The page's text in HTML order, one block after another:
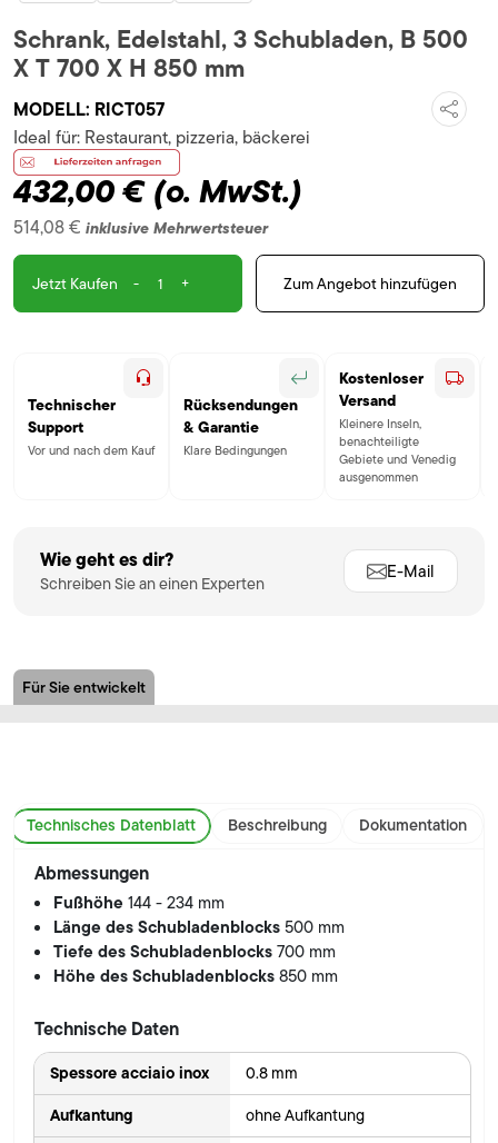
Schrank, Edelstahl, 3 Schubladen, B 500
X T 700 X H 850 mm
MODELL: RICT057
432,00 €(o. MwSt.)
514,08 € inklusive Mehrwertsteuer
Ideal für: Restaurant, pizzeria, bäckerei
Jetzt Kaufen - + Zum Angebot hinzufügen
Technischer
Support
Vor und nach dem Kauf
Rücksendungen
& Garantie
Klare Bedingungen
Kostenloser
Versand
Kleinere Inseln,
benachteiligte
Gebiete und Venedig
ausgenommen
Wie geht es dir?
Schreiben Sie an einen Experten
E-Mail
Für Sie entwickelt
Technisches Datenblatt Beschreibung Dokumentation
Abmessungen
Fußhöhe144 - 234 mm
Länge des Schubladenblocks500 mm
Tiefe des Schubladenblocks700 mm
Höhe des Schubladenblocks850 mm
Technische Daten
Spessore acciaio inox 0.8 mm
Aufkantung ohne Aufkantung